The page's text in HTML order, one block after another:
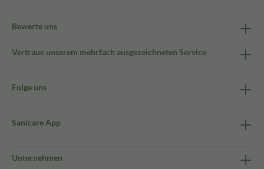
Bewerte uns
Vertraue unserem mehrfach ausgezeichneten Service
Folge uns
Sanicare App
Unternehmen